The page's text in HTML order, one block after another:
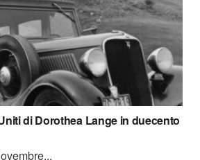
di Dorothea Lange in duecento